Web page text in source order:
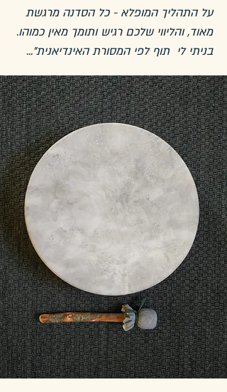
על התהליך המופלא - כל הסדנה מרגשת
מאוד, והליווי שלכם רגיש ותומך מאין כמוהו.
בניתי לי תוף לפי המסורת האינדיאנית"...